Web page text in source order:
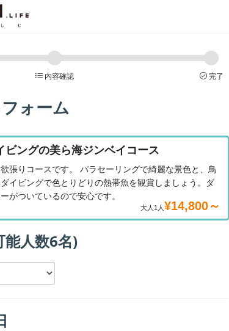
内容確認 完了
ォーム
ングの美ら海ジンベイコース
張りコースです。 パラセーリングで綺麗な景色と、鳥
イビングで色とりどりの熱帯魚を観賞しましょう。ダ
がついているので安心です。
大人1人 ¥14,800～
人数6名)